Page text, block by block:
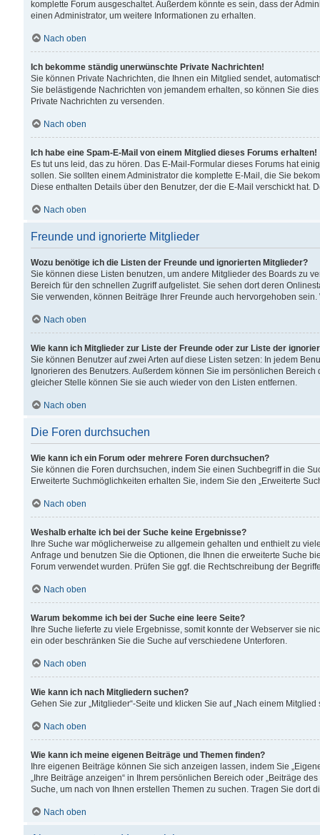
komplette Forum ausgeschaltet. Außerdem könnte es sein, dass der
einen Administrator, um weitere Informationen zu erhalten.
Nach oben
Ich bekomme ständig unerwünschte Private Nachrichten!
Sie können Private Nachrichten, die Ihnen ein Mitglied sendet,
Sie belästigende Nachrichten von jemandem erhalten, so können Sie
Private Nachrichten zu versenden.
Nach oben
Ich habe eine Spam-E-Mail von einem Mitglied dieses Forums erhalten!
Es tut uns leid, das zu hören. Das E-Mail-Formular dieses Forums hat
sollen. Sie sollten einem Administrator die komplette E-Mail, die Sie
Diese enthalten Details über den Benutzer, der die E-Mail verschickt hat.
Nach oben
Freunde und ignorierte Mitglieder
Wozu benötige ich die Listen der Freunde und ignorierten Mitglieder?
Sie können diese Listen benutzen, um andere Mitglieder des Boards zu
Bereich für den schnellen Zugriff aufgelistet. Sie sehen dort deren
Sie verwenden, können Beiträge Ihrer Freunde auch hervorgehoben
Nach oben
Wie kann ich Mitglieder zur Liste der Freunde oder zur Liste der
Sie können Benutzer auf zwei Arten auf diese Listen setzen: In jedem
Ignorieren des Benutzers. Außerdem können Sie im persönlichen
gleicher Stelle können Sie sie auch wieder von den Listen entfernen.
Nach oben
Die Foren durchsuchen
Wie kann ich ein Forum oder mehrere Foren durchsuchen?
Sie können die Foren durchsuchen, indem Sie einen Suchbegriff in die
Erweiterte Suchmöglichkeiten erhalten Sie, indem Sie den „Erweiterte
Nach oben
Weshalb erhalte ich bei der Suche keine Ergebnisse?
Ihre Suche war möglicherweise zu allgemein gehalten und enthielt zu
Anfrage und benutzen Sie die Optionen, die Ihnen die erweiterte Suche
Forum verwendet wurden. Prüfen Sie ggf. die Rechtschreibung der
Nach oben
Warum bekomme ich bei der Suche eine leere Seite?
Ihre Suche lieferte zu viele Ergebnisse, somit konnte der Webserver sie
ein oder beschränken Sie die Suche auf verschiedene Unterforen.
Nach oben
Wie kann ich nach Mitgliedern suchen?
Gehen Sie zur „Mitglieder“-Seite und klicken Sie auf „Nach einem Mitglied
Nach oben
Wie kann ich meine eigenen Beiträge und Themen finden?
Ihre eigenen Beiträge können Sie sich anzeigen lassen, indem Sie
„Ihre Beiträge anzeigen“ in Ihrem persönlichen Bereich oder „Beiträge
Suche, um nach von Ihnen erstellen Themen zu suchen. Tragen Sie dort
Nach oben